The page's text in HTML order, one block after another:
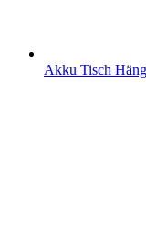
Akku Tisch